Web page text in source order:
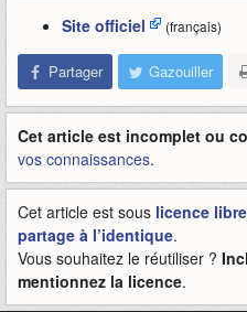
Site officiel (français)
Partager Gazouiller
Cet article est incomplet ou
vos connaissances.
Cet article est sous licence
partage à l’identique.
Vous souhaitez le réutiliser ?
mentionnez la licence.